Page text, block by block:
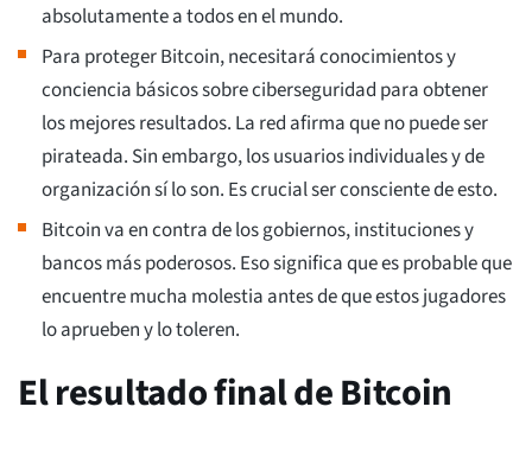
absolutamente a todos en el mundo.
Para proteger Bitcoin, necesitará conocimientos y
conciencia básicos sobre ciberseguridad para obtener
los mejores resultados. La red afirma que no puede ser
pirateada. Sin embargo, los usuarios individuales y de
organización sí lo son. Es crucial ser consciente de esto.
Bitcoin va en contra de los gobiernos, instituciones y
bancos más poderosos. Eso significa que es probable que
encuentre mucha molestia antes de que estos jugadores
lo aprueben y lo toleren.
El resultado final de Bitcoin